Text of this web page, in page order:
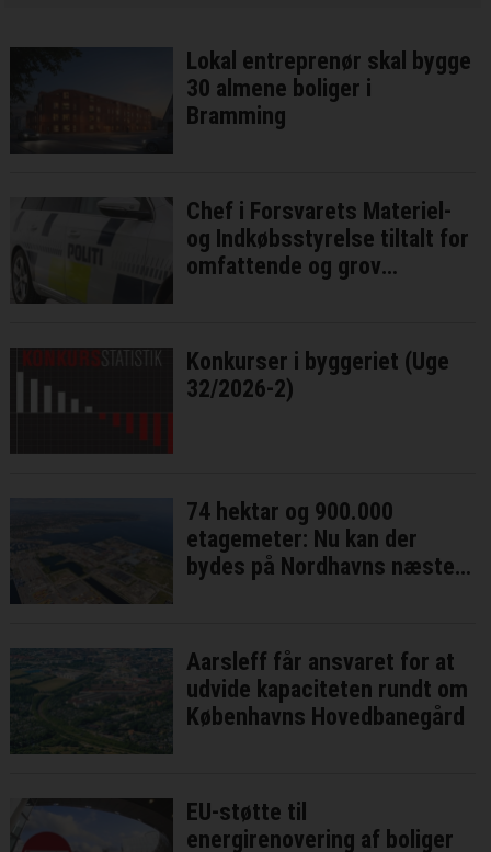
Lokal entreprenør skal bygge
30 almene boliger i
Bramming
Chef i Forsvarets Materiel-
og Indkøbsstyrelse tiltalt for
omfattende og grov
Konkurser i byggeriet (Uge
32/2026-2)
74 hektar og 900.000
etagemeter: Nu kan der
bydes på Nordhavns næste
Aarsleff får ansvaret for at
udvide kapaciteten rundt om
Københavns Hovedbanegård
EU-støtte til
energirenovering af boliger